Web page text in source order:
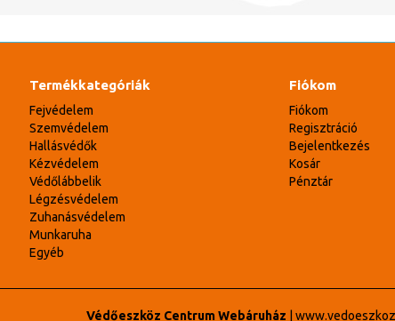
Termékkategóriák
Fejvédelem
Szemvédelem
Hallásvédők
Kézvédelem
Védőlábbelik
Légzésvédelem
Zuhanásvédelem
Munkaruha
Egyéb
Fiókom
Fiókom
Regisztráció
Bejelentkezés
Kosár
Pénztár
Védőeszköz Centrum Webáruház